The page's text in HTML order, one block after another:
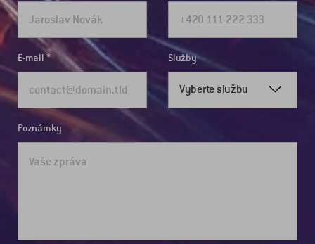
E-mail Služby
Vyberte službu
Poznámky